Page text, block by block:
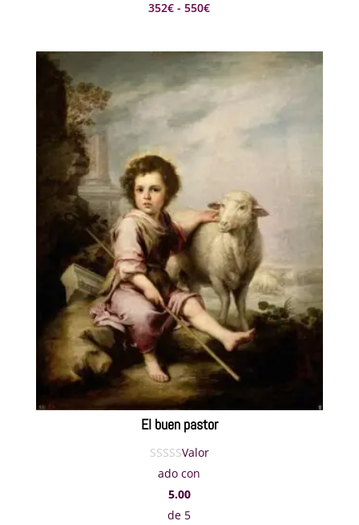
352€ - 550€Rango
precios:
desde
352€
hasta
El buen pastor
Valor
ado con
5.00
de 5